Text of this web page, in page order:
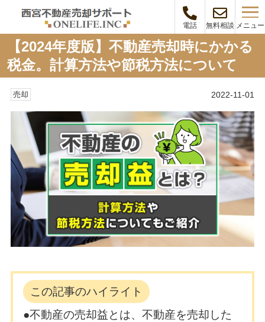
電話 無料相談 メニュー
【2024年度版】不動産売却時にかかる
税金。計算方法や節税方法について
売却 2022-11-01
この記事のハイライト
●不動産の売却益とは、不動産を売却した